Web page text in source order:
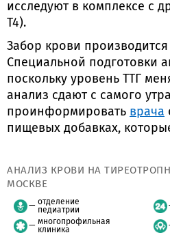
исследуют в комплексе с
Т4).
Забор крови производится
Специальной подготовки
поскольку уровень ТТГ
анализ сдают с самого
проинформировать врача
пищевых добавках,
АНАЛИЗ КРОВИ НА
МОСКВЕ
отделение
педиатрии
многопрофильная
клиника